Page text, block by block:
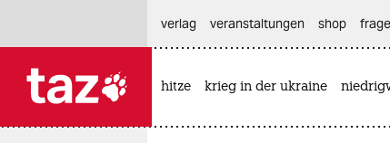
verlag
veranstaltungen shop
hitze krieg in der ukraine